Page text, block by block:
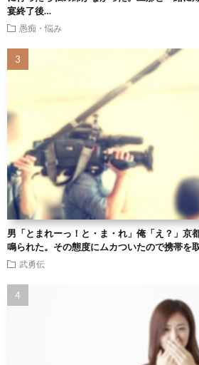
宴終了後…
愚痴・悩み
男「とまれーっ！と・ま・れ」俺「え？」京
鳴られた。その態度にムカついたので携帯を
武勇伝